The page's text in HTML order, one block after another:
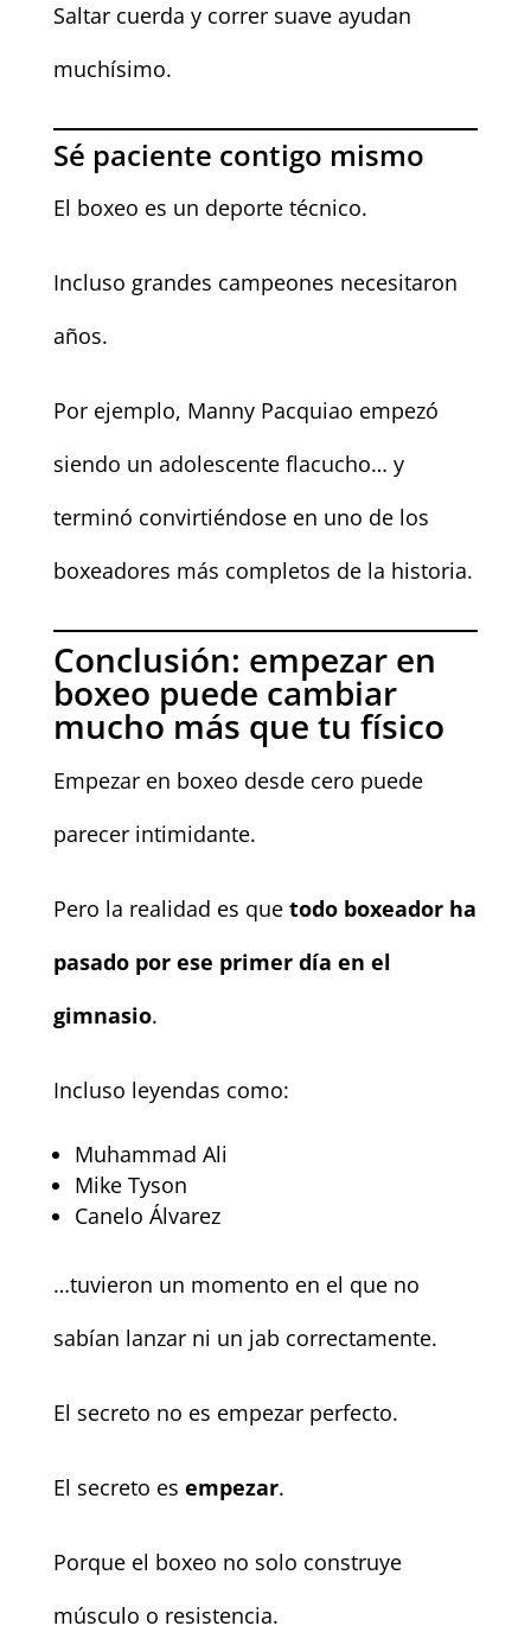
Saltar cuerda y correr suave ayudan
muchísimo.
Sé paciente contigo mismo
El boxeo es un deporte técnico.
Incluso grandes campeones necesitaron
años.
Por ejemplo, Manny Pacquiao empezó
siendo un adolescente flacucho… y
terminó convirtiéndose en uno de los
boxeadores más completos de la historia.
Conclusión: empezar en
boxeo puede cambiar
mucho más que tu físico
Empezar en boxeo desde cero puede
parecer intimidante.
Pero la realidad es que todo boxeador ha
pasado por ese primer día en el
gimnasio.
Incluso leyendas como:
Muhammad Ali
Mike Tyson
Canelo Álvarez
…tuvieron un momento en el que no
sabían lanzar ni un jab correctamente.
El secreto no es empezar perfecto.
El secreto es empezar.
Porque el boxeo no solo construye
músculo o resistencia.